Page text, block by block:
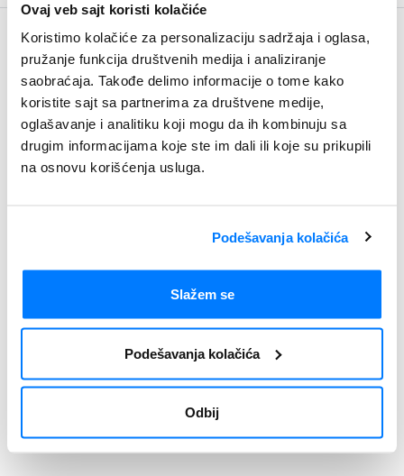
Ovaj veb sajt koristi kolačiće
Koristimo kolačiće za personalizaciju sadržaja i oglasa,
pružanje funkcija društvenih medija i analiziranje
saobraćaja. Takođe delimo informacije o tome kako
koristite sajt sa partnerima za društvene medije,
oglašavanje i analitiku koji mogu da ih kombinuju sa
drugim informacijama koje ste im dali ili koje su prikupili
na osnovu korišćenja usluga.
Podešavanja kolačića
Slažem se
Podešavanja kolačića
Odbij
Budite u toku
Newsletter
Prijavi se
Nećemo Vam dosađivati. Aktuelne ponude šaljemo do dva puta tokom
o tome možete pročitati na stranicamaPolitika privatnosti